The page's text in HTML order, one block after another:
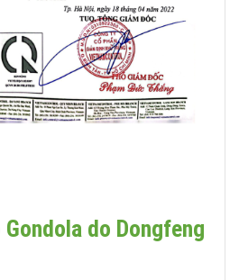
do Dongfeng